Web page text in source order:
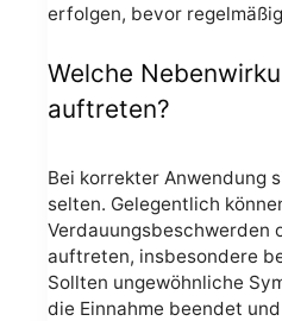
erfolgen, bevor
Welche
auftreten?
Bei korrekter Anwendung
selten. Gelegentlich
Verdauungsbeschwerden
auftreten, insbesondere
Sollten ungewöhnliche
die Einnahme beendet